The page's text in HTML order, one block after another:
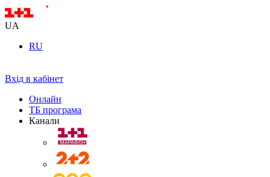
UA
RU
Вхід в кабінет
Онлайн
ТБ програма
Канали